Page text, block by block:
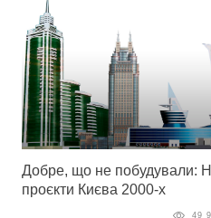
Добре, що не побудували:
проєкти Києва 2000-х
49